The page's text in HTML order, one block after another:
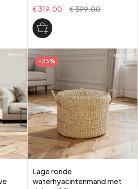
€ 319.00
€ 399.00
-23%
Lage ronde
waterhyacintenmand met